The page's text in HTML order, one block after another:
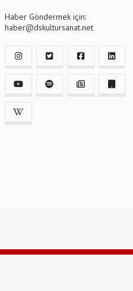
Haber Göndermek için:
haber@dskultursanat.net